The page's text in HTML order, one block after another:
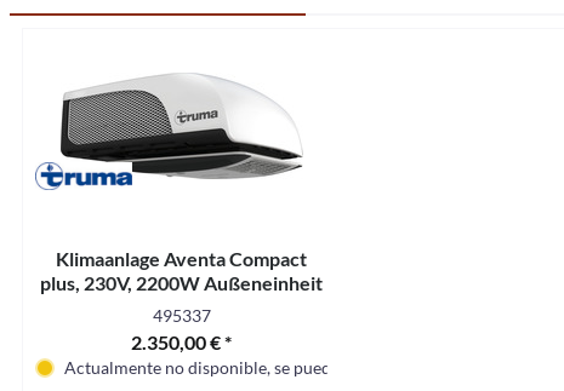
Klimaanlage Aventa Compact
plus, 230V, 2200W Außeneinheit
495337
2.350,00 € *
Actualmente no disponible, se puede pedir